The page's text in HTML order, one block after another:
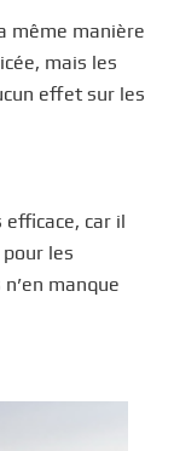
même manière
mais les
effet sur les
efficace, car il
les
manque